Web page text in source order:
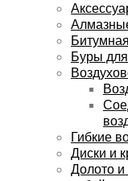
Буры
Гибкие
Диски и
Долото